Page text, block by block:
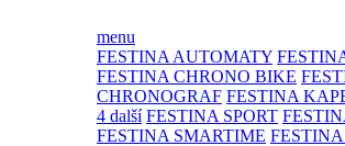
menu
FESTINA AUTOMATY
FESTINA CHRONO BIKE
CHRONOGRAF FESTINA
4 další FESTINA SPORT
FESTINA SMARTIME